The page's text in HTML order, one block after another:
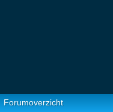
Forumoverzicht